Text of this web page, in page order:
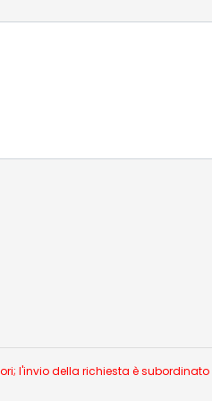
l'invio della richiesta è